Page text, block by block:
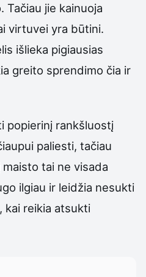
Tačiau jie kainuoja
virtuvei yra būtini.
išlieka pigiausias
greito sprendimo čia ir
popierinį rankšluostį
paliesti, tačiau
tai ne visada
ilgiau ir leidžia nesukti
, kai reikia atsukti